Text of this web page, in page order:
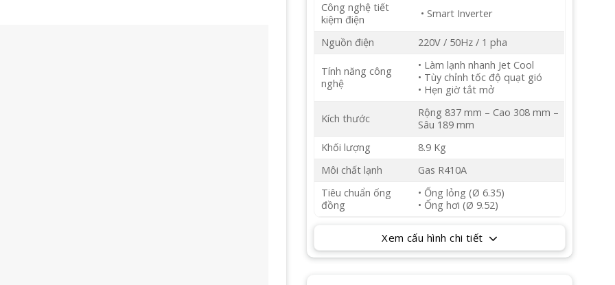
Công nghệ tiết
kiệm điện
• Smart Inverter
Nguồn điện 220V / 50Hz / 1 pha
Tính năng công
nghệ
• Làm lạnh nhanh Jet Cool
• Tùy chỉnh tốc độ quạt gió
• Hẹn giờ tắt mở
Kích thước
Rộng 837 mm – Cao 308 mm –
Sâu 189 mm
Khối lượng
8.9 Kg
Môi chất lạnh
Gas R410A
Tiêu chuẩn ống
đồng
• Ống lỏng (Ø 6.35)
• Ống hơi (Ø 9.52)
Xem cấu hình chi tiết